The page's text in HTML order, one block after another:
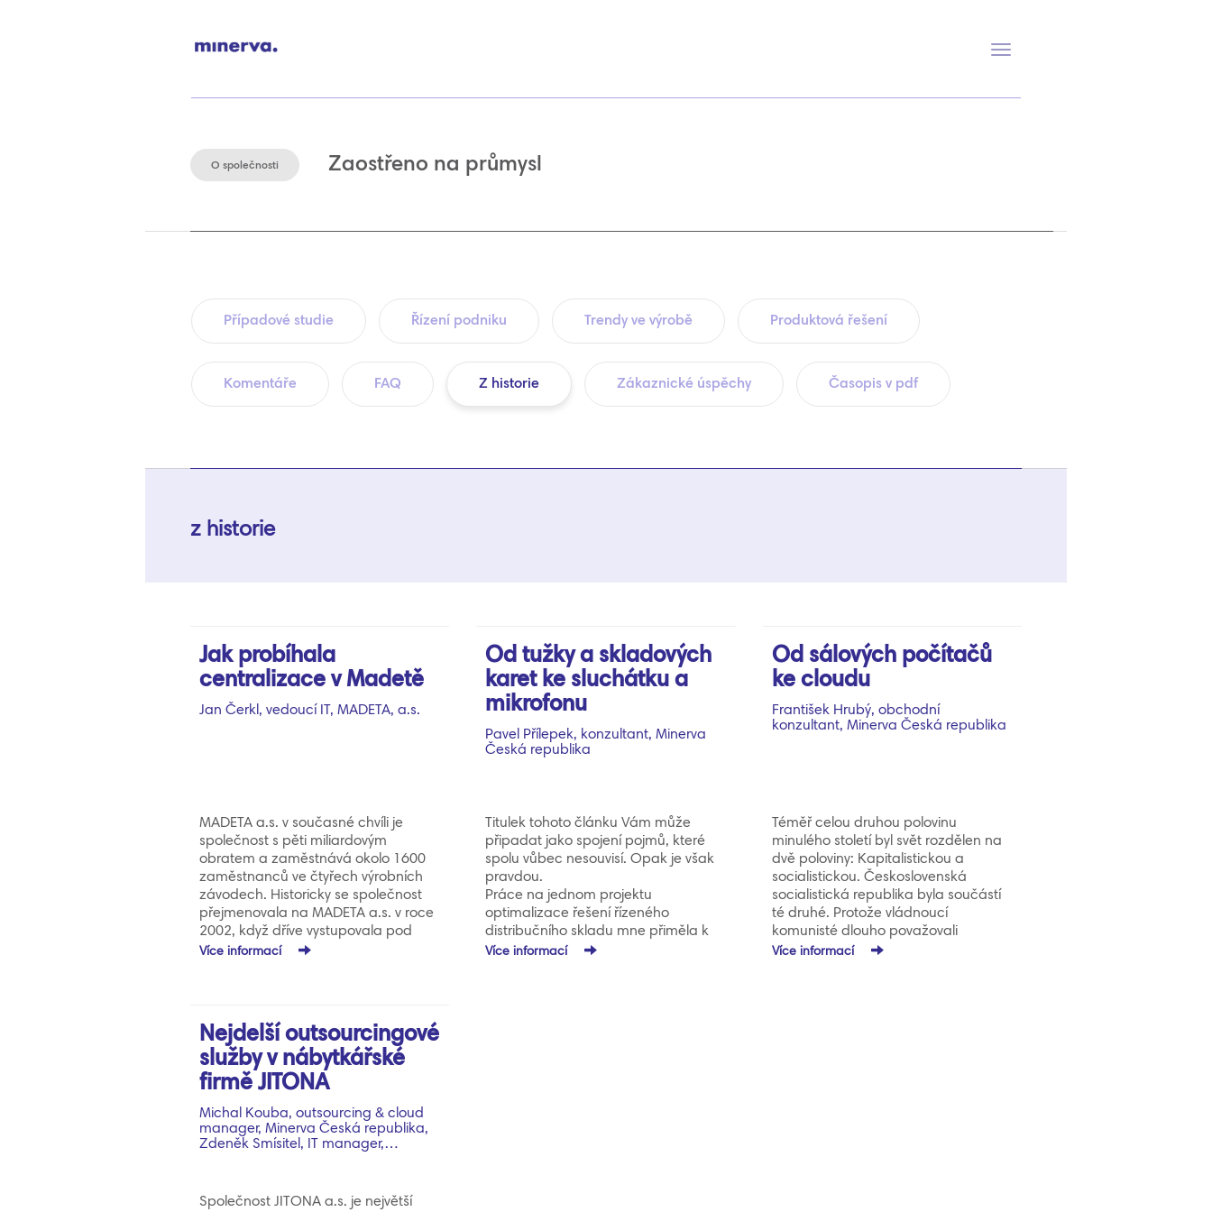
Přepnout
O společnosti Zaostřeno na průmysl
Případové studie Řízení podniku Trendy ve výrobě Produktová řešení
Komentáře FAQ Z historie Zákaznické úspěchy Časopis v pdf
z historie
Jak probíhala
centralizace v Madetě
Jan Čerkl, vedoucí IT, MADETA, a.s.
MADETA a.s. v současné chvíli je
společnost s pěti miliardovým
obratem a zaměstnává okolo 1600
zaměstnanců ve čtyřech výrobních
závodech. Historicky se společnost
přejmenovala na MADETA a.s. v roce
2002, když dříve vystupovala pod
názvem Jihočeské mlékárny a.s. Pod
začala probíhat…
Více informací
Od tužky a skladových
karet ke sluchátku a
mikrofonu
Pavel Přílepek, konzultant, Minerva
Česká republika
Titulek tohoto článku Vám může
připadat jako spojení pojmů, které
spolu vůbec nesouvisí. Opak je však
pravdou.
Práce na jednom projektu
optimalizace řešení řízeného
distribučního skladu mne přiměla k
zamyšlení nad vývojem informačních
Více informací
Od sálových počítačů
ke cloudu
František Hrubý, obchodní
konzultant, Minerva Česká republika
Téměř celou druhou polovinu
minulého století byl svět rozdělen na
dvě poloviny: Kapitalistickou a
socialistickou. Československá
socialistická republika byla součástí
té druhé. Protože vládnoucí
komunisté dlouho považovali
počítače za typický rys kapitalismu,
Více informací
Nejdelší outsourcingové
služby v nábytkářské
firmě JITONA
Michal Kouba, outsourcing & cloud
manager, Minerva Česká republika,
Zdeněk Smísitel, IT manager,…
Společnost JITONA a.s. je největší